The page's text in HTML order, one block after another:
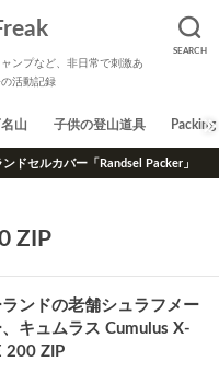
SEARCH
ンプなど、非日常で刺激あ
活動記録
山 子供の登山道具 Packing
ドセルカバー「Randsel Packer」
ZIP
ンドの老舗シュラフメー
キュムラス Cumulus X-
200 ZIP